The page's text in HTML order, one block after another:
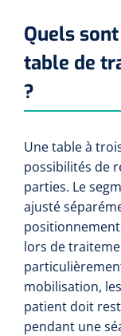
Bandages
Divers
Dissolvant
Ouates
Agraffes
Bassin renal
Quels
table de
?
Une table à
possibilités de
parties. Le
ajusté
lors de
mobilisation,
patient doit
pendant une